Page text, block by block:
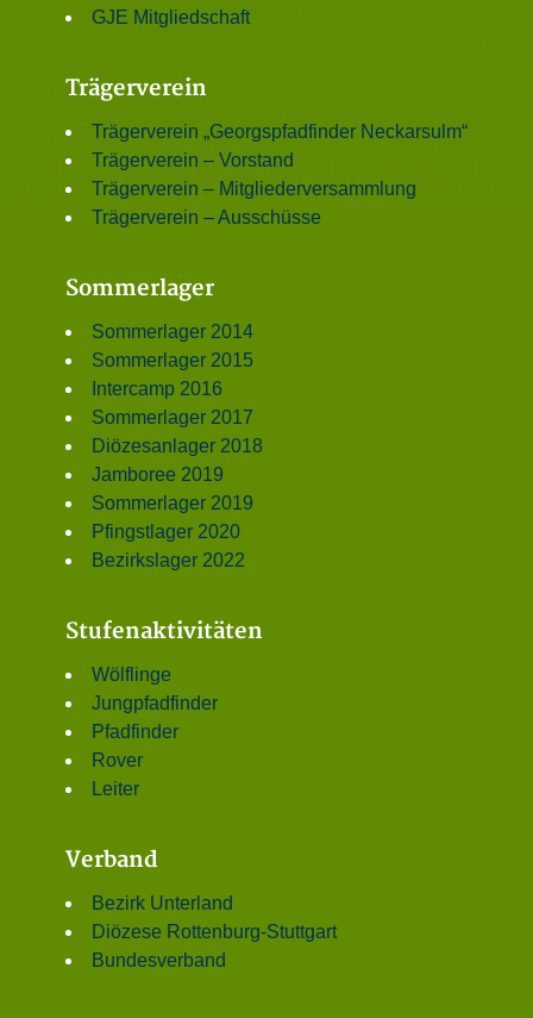
GJE Mitgliedschaft
Trägerverein
Trägerverein „Georgspfadfinder Neckarsulm“
Trägerverein – Vorstand
Trägerverein – Mitgliederversammlung
Trägerverein – Ausschüsse
Sommerlager
Sommerlager 2014
Sommerlager 2015
Intercamp 2016
Sommerlager 2017
Diözesanlager 2018
Jamboree 2019
Sommerlager 2019
Pfingstlager 2020
Bezirkslager 2022
Stufenaktivitäten
Wölflinge
Jungpfadfinder
Pfadfinder
Rover
Leiter
Verband
Bezirk Unterland
Diözese Rottenburg-Stuttgart
Bundesverband